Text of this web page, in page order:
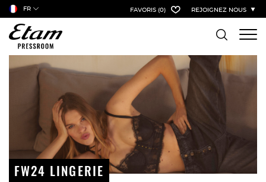
FR FAVORIS (0) REJOIGNEZ NOUS
FW24 LINGERIE